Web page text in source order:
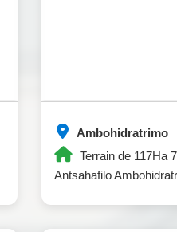
Ambohidratrimo
Terrain de 117Ha
Antsahafilo